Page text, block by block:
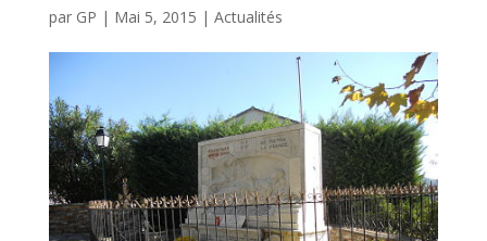
par GP | Mai 5, 2015 | Actualités